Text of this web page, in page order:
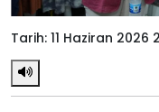
Tarih: 11 Haziran 2026